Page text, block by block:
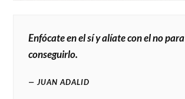
Enfócate en el sí y alíate con el no para
conseguirlo.
JUAN ADALID